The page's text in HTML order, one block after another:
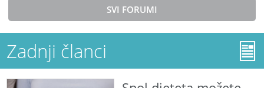
SVI FORUMI
Zadnji članci